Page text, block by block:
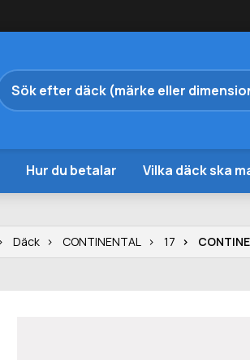
Hur du betalar Vilka däck ska
Däck CONTINENTAL 17